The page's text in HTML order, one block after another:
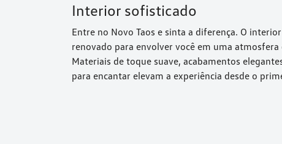
Interior sofisticado
Entre no Novo Taos e sinta a diferença. O
renovado para envolver você em uma
Materiais de toque suave, acabamentos
para encantar elevam a experiência desde o